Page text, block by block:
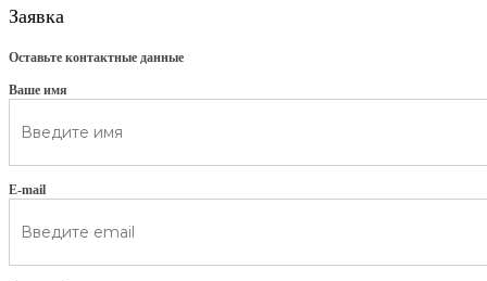
Заявка
Оставьте контактные данные
Ваше имя
E-mail